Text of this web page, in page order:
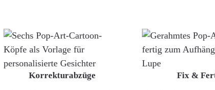
Korrekturabzüge Fix &